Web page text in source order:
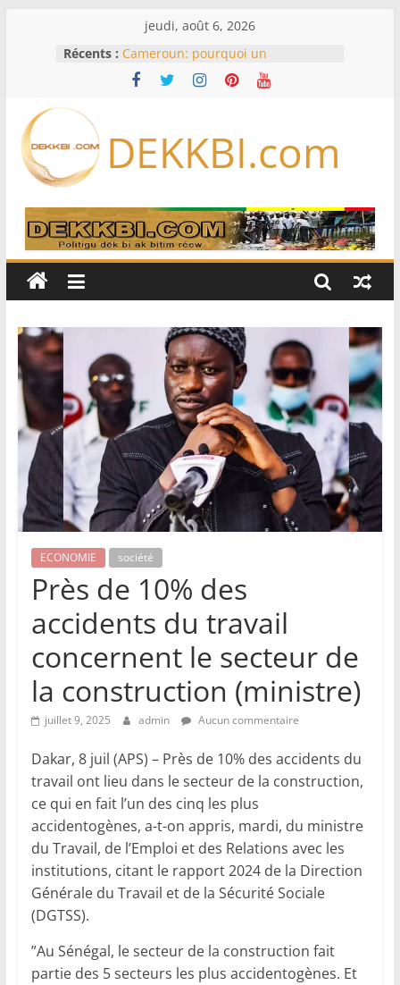
jeudi, août 6, 2026
Récents : Cameroun: pourquoi un
remaniement au sommet de
l’armée alors que Paul Biya est hors
logiciels écrits par l’IA, dominé par
Anthropic et OpenAI
Disney s’associe à TikTok pour tirer
davantage profit de ses univers
légendaires
France – Algérie: l’affaire Mehdi
policière contre le narcotrafic
DEKKBI.com
ECONOMIE société
Près de 10% des
accidents du travail
concernent le secteur de
la construction (ministre)
juillet 9, 2025 admin Aucun commentaire
Dakar, 8 juil (APS) – Près de 10% des accidents du
travail ont lieu dans le secteur de la construction,
ce qui en fait l’un des cinq les plus
accidentogènes, a-t-on appris, mardi, du ministre
du Travail, de l’Emploi et des Relations avec les
institutions, citant le rapport 2024 de la Direction
Générale du Travail et de la Sécurité Sociale
(DGTSS).
”Au Sénégal, le secteur de la construction fait
partie des 5 secteurs les plus accidentogènes. Et